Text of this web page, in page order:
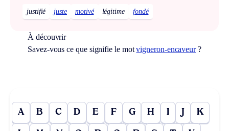
justifié juste motivé légitime fondé
À découvrir
Savez-vous ce que signifie le motvigneron-encaveur?
A B C D E F G H I J K